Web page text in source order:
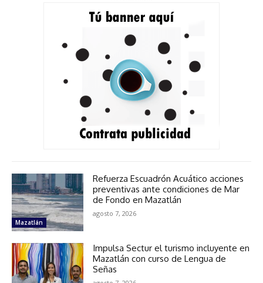
Mazatlán
Refuerza Escuadrón Acuático acciones
preventivas ante condiciones de Mar
de Fondo en Mazatlán
agosto 7, 2026
Impulsa Sectur el turismo incluyente en
Mazatlán con curso de Lengua de
Señas